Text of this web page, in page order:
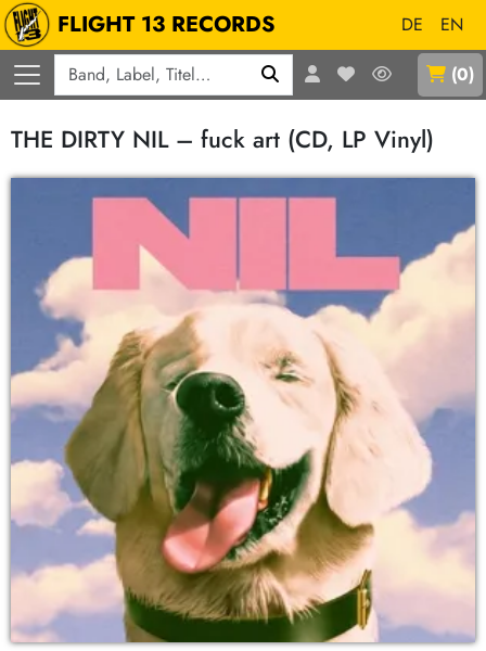
FLIGHT 13 RECORDS DE
EN
(0)
THE DIRTY NIL – fuck art (CD, LP Vinyl)